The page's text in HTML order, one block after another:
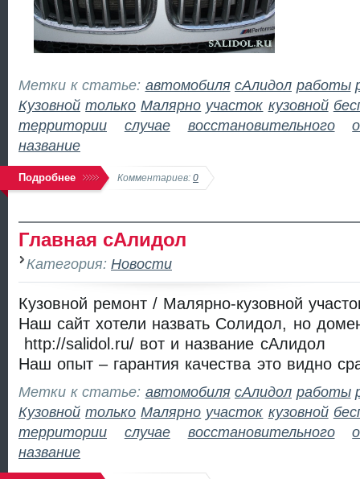
Метки к статье: автомобиля сАлидол работы
Кузовной только Малярно участок кузовной
территории
случае восстановительного
название
Подробнее Комментариев: 0
Главная сАлидол
Категория: Новости
Кузовной ремонт / Малярно-кузовной
Наш сайт хотели назвать Солидол, но
http://salidol.ru/ вот и название сАлидол
Наш опыт – гарантия качества это видно
Метки к статье: автомобиля сАлидол работы
Кузовной только Малярно участок кузовной
территории
случае восстановительного
название